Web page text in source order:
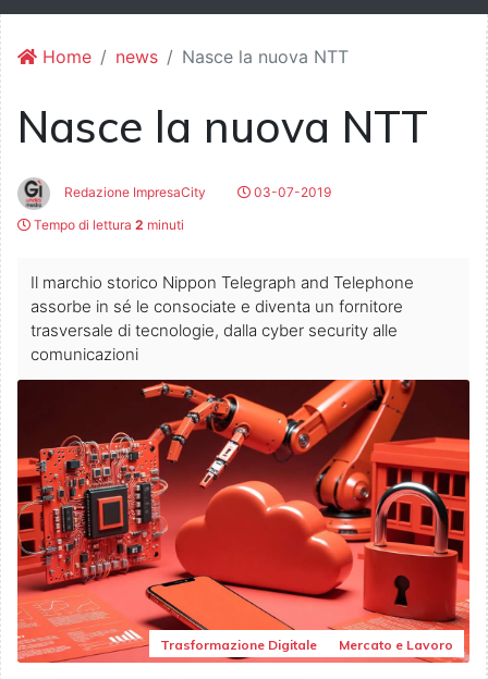
Home news Nasce la nuova NTT
Nasce la nuova NTT
Redazione ImpresaCity
03-07-2019
Tempo di lettura 2 minuti
Il marchio storico Nippon Telegraph and Telephone
assorbe in sé le consociate e diventa un fornitore
trasversale di tecnologie, dalla cyber security alle
comunicazioni
Trasformazione Digitale Mercato e Lavoro